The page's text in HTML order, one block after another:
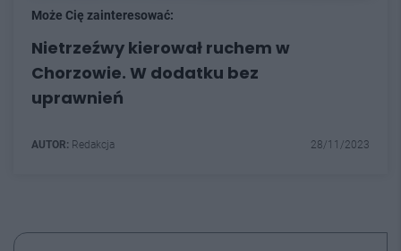
Może Cię zainteresować:
Nietrzeźwy kierował ruchem w
Chorzowie. W dodatku bez
uprawnień
AUTOR: Redakcja 28/11/2023